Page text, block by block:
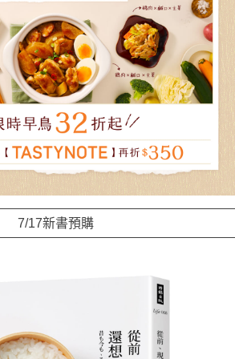
7/17新書預購